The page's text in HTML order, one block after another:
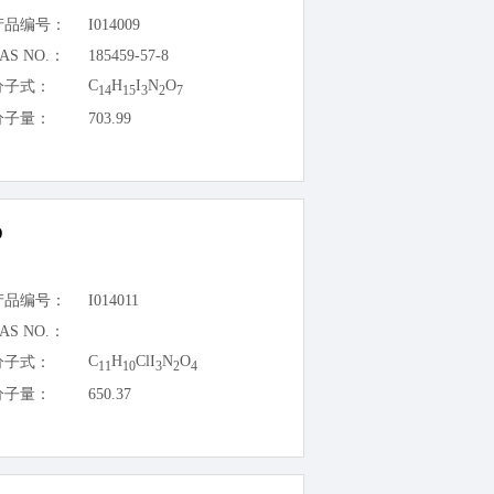
品编号：
I014009
NO.：
185459-57-8
子式：
C14H15I3N2O7
子量： 703.99
品编号：
I014011
NO.：
子式：
C11H10ClI3N2O4
子量： 650.37